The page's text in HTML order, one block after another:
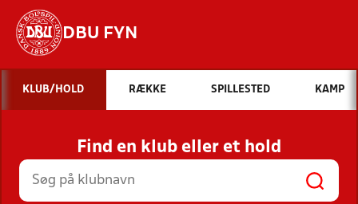
DBU FYN
Hvad vil du søge efter?
INDHOLD OG NYHEDER
STILLINGER, RESULTATER, KLUBBER OG
HOLD
KLUB/HOLD RÆKKE SPILLESTED KAMP
Find en klub eller et hold